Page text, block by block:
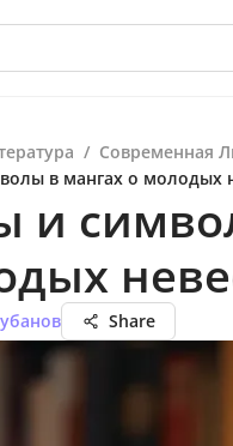
/ Современная
в мангах о молодых
и
Share